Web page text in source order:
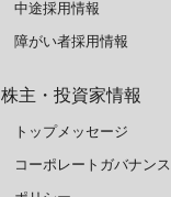
中途採用情報
障がい者採用情報
株主・投資家情報
トップメッセージ
コーポレートガバナンス